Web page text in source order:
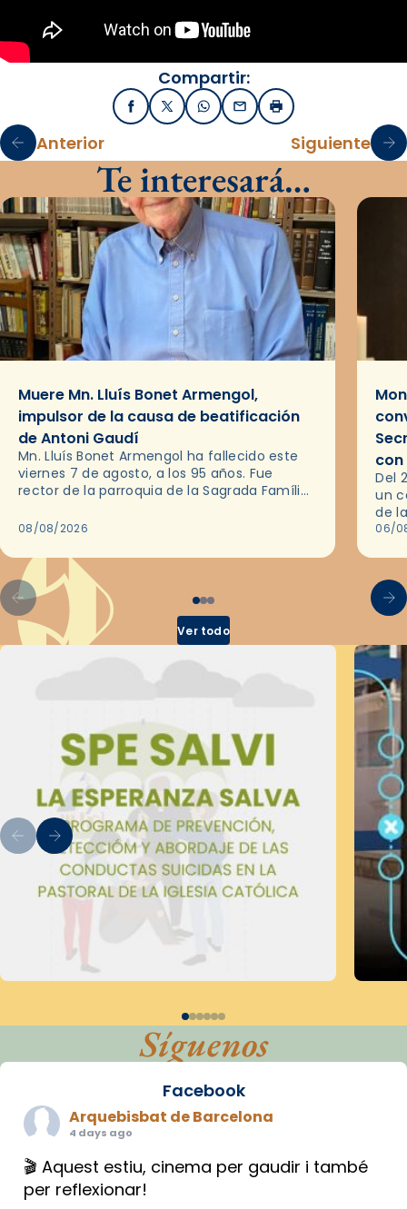
Compartir:
FacebookX / TwitterWhatsApp
EmailImprimir
Anterior Siguiente
Te interesará…
Muere Mn. Lluís Bonet Armengol,
impulsor de la causa de beatificación
de Antoni Gaudí
Mn. Lluís Bonet Armengol ha fallecido este
viernes 7 de agosto, a los 95 años. Fue
rector de la parroquia de la Sagrada Família
08/08/2026
Del
un
de
en
06/
Ver todo
Síguenos
Facebook
Arquebisbat de Barcelona
4 days ago
🎬 Aquest estiu, cinema per gaudir i també
per reflexionar!